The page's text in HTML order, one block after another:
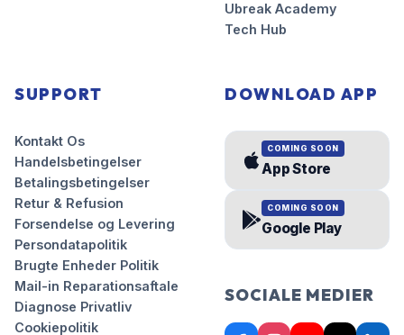
Ubreak Academy
Tech Hub
SUPPORT
Kontakt Os
Handelsbetingelser
Betalingsbetingelser
Retur & Refusion
Forsendelse og Levering
Persondatapolitik
Brugte Enheder Politik
Mail-in Reparationsaftale
Diagnose Privatliv
Cookiepolitik
DOWNLOAD APP
COMING SOON
App Store
COMING SOON
Google Play
SOCIALE MEDIER